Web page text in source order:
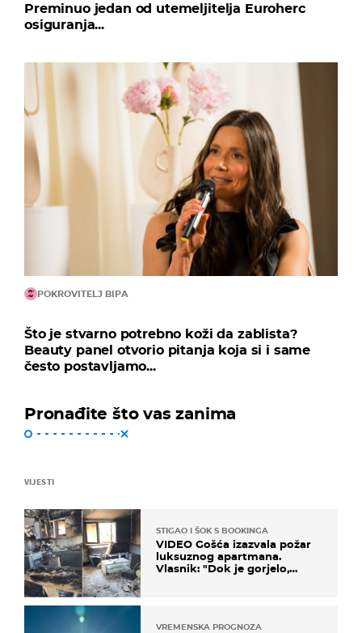
Preminuo jedan od utemeljitelja Euroherc
osiguranja...
POKROVITELJ BIPA
Što je stvarno potrebno koži da zablista?
Beauty panel otvorio pitanja koja si i same
često postavljamo...
Pronađite što vas zanima
VIJESTI
STIGAO I ŠOK S BOOKINGA
VIDEO Gošća izazvala požar
luksuznog apartmana.
Vlasnik: "Dok je gorjelo,
VREMENSKA PROGNOZA